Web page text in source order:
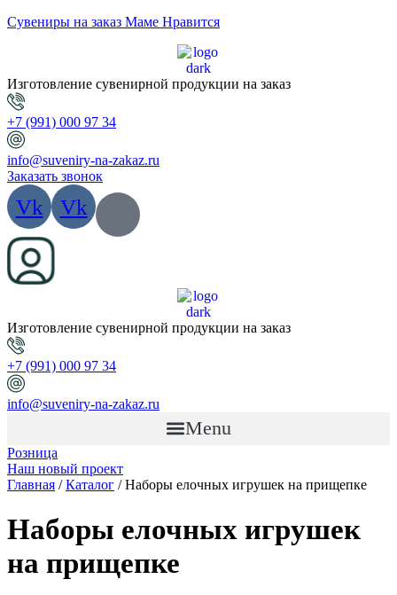
Сувениры на заказ Маме Нравится
Изготовление сувенирной продукции на заказ
+7 (991) 000 97 34
info@suveniry-na-zakaz.ru
Заказать звонок
Vk Vk
Изготовление сувенирной продукции на заказ
+7 (991) 000 97 34
info@suveniry-na-zakaz.ru
Menu
Розница
Наш новый проект
Главная /Каталог / Наборы елочных игрушек на прищепке
Наборы елочных игрушек
на прищепке